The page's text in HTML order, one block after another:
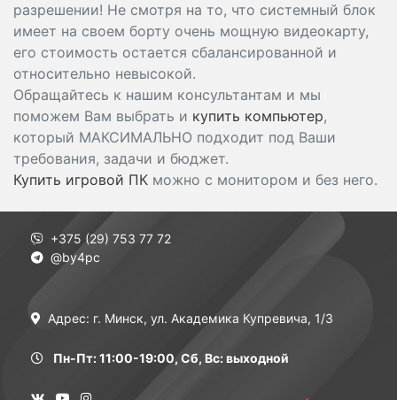
разрешении! Не смотря на то, что системный блок
имеет на своем борту очень мощную видеокарту,
его стоимость остается сбалансированной и
относительно невысокой.
Обращайтесь к нашим консультантам и мы
поможем Вам выбрать и купить компьютер,
который МАКСИМАЛЬНО подходит под Ваши
требования, задачи и бюджет.
Купить игровой ПК можно с монитором и без него.
+375 (29) 753 77 72
@by4pc
Адрес: г. Минск, ул. Академика Купревича, 1/3
Пн-Пт: 11:00-19:00, Сб, Вс: выходной